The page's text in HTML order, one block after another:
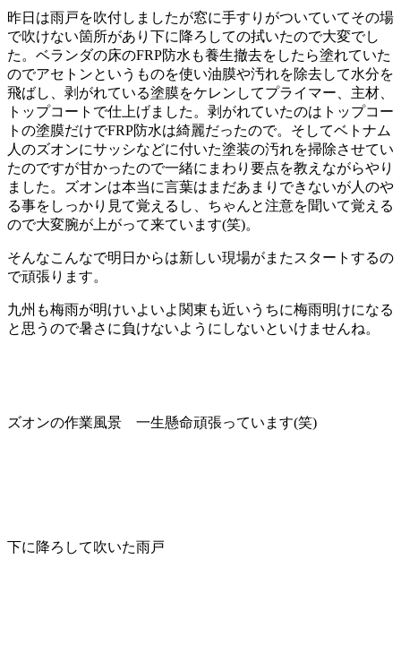
昨日は雨戸を吹付しましたが窓に手すりがついていてその場
で吹けない箇所があり下に降ろしての拭いたので大変でし
た。ベランダの床のFRP防水も養生撤去をしたら塗れていた
のでアセトンというものを使い油膜や汚れを除去して水分を
飛ばし、剥がれている塗膜をケレンしてプライマー、主材、
トップコートで仕上げました。剥がれていたのはトップコー
トの塗膜だけでFRP防水は綺麗だったので。そしてベトナム
人のズオンにサッシなどに付いた塗装の汚れを掃除させてい
たのですが甘かったので一緒にまわり要点を教えながらやり
ました。ズオンは本当に言葉はまだあまりできないが人のや
る事をしっかり見て覚えるし、ちゃんと注意を聞いて覚える
ので大変腕が上がって来ています(笑)。
そんなこんなで明日からは新しい現場がまたスタートするの
で頑張ります。
九州も梅雨が明けいよいよ関東も近いうちに梅雨明けになる
と思うので暑さに負けないようにしないといけませんね。
ズオンの作業風景 一生懸命頑張っています(笑)
下に降ろして吹いた雨戸